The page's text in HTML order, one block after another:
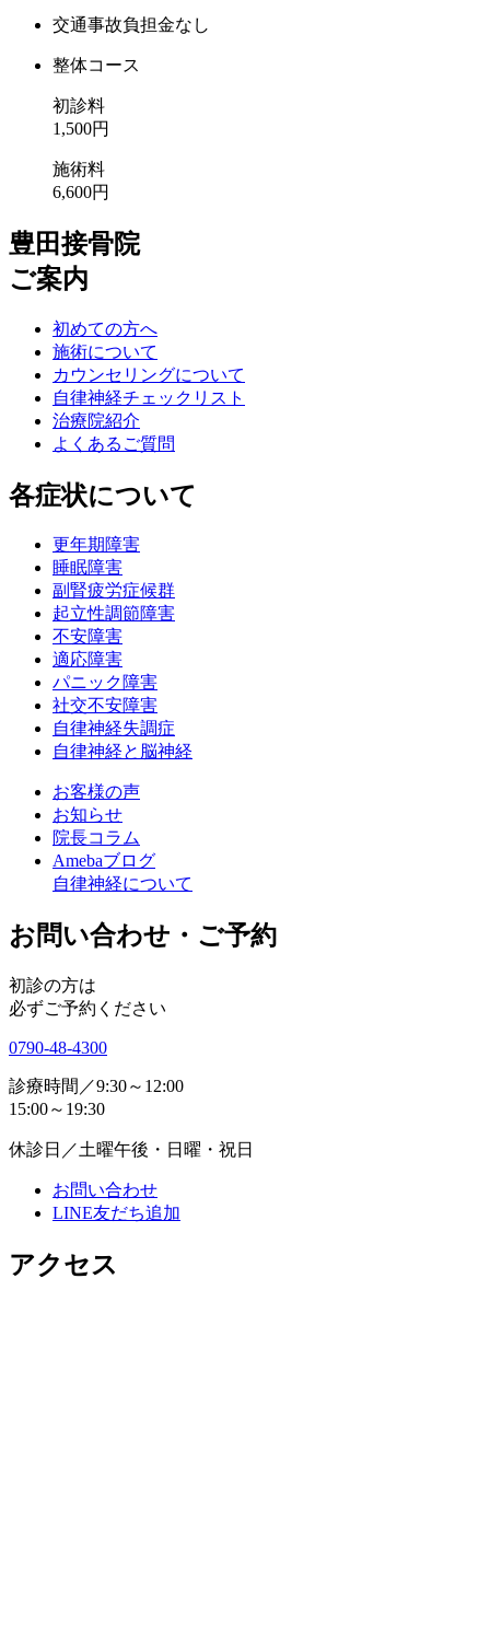
交通事故負担金なし
整体コース
初診料
1,500円
施術料
6,600円
豊田接骨院
ご案内
初めての方へ
施術について
カウンセリングについて
自律神経チェックリスト
治療院紹介
よくあるご質問
各症状について
更年期障害
睡眠障害
副腎疲労症候群
起立性調節障害
不安障害
適応障害
パニック障害
社交不安障害
自律神経失調症
自律神経と脳神経
お客様の声
お知らせ
院長コラム
Amebaブログ
自律神経について
お問い合わせ・ご予約
初診の方は
必ずご予約ください
0790-48-4300
診療時間／9:30～12:00
15:00～19:30
休診日／土曜午後・日曜・祝日
お問い合わせ
LINE友だち追加
アクセス